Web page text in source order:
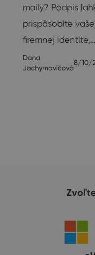
maily? Podpis
prispôsobíte
firemnej identite,…
Dana
Jachymovičová
8/10/